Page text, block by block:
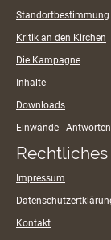
Standortbestimmung
Kritik an den Kirchen
Die Kampagne
Inhalte
Downloads
Einwände -
Rechtliches
Impressum
Kontakt